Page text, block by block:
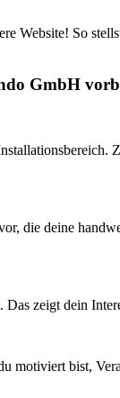
Website! So
GmbH
die deine
zeigt dein
motiviert bist,